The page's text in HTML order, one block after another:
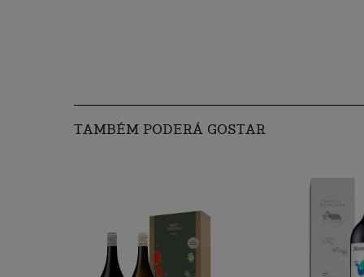
TAMBÉM PODERÁ GOSTAR